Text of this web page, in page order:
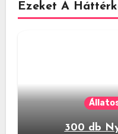
Ezeket A
300 db